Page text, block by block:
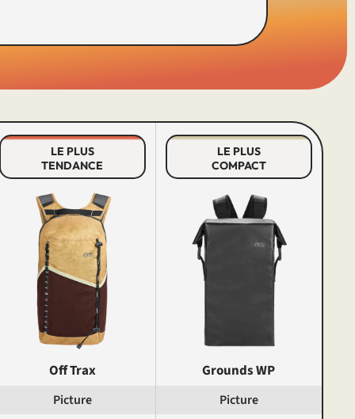
LE PLUS
TENDANCE
Off Trax
Picture
LE PLUS
COMPACT
Grounds WP
Picture